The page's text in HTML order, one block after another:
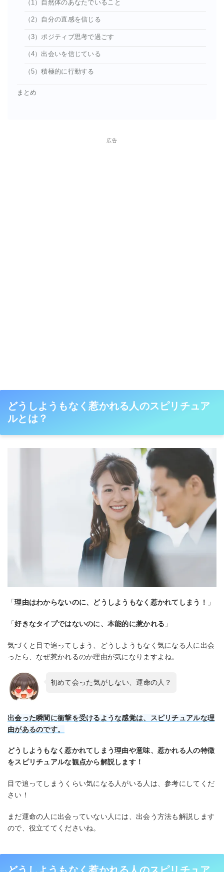
（1）自然体のあなたでいること
（2）自分の直感を信じる
（3）ポジティブ思考で過ごす
（4）出会いを信じている
（5）積極的に行動する
まとめ
広告
どうしようもなく惹かれる人のスピリチュア
ルとは？
「理由はわからないのに、どうしようもなく惹かれてしまう！ 」
「好きなタイプではないのに、本能的に惹かれる 」
気づくと目で追ってしまう、どうしようもなく気になる人に出会
ったら、なぜ惹かれるのか理由が気になりますよね。
初めて会った気がしない、運命の人？
出会った瞬間に衝撃を受けるような感覚は、スピリチュアルな理
由があるのです。
どうしようもなく惹かれてしまう理由や意味、惹かれる人の特徴
をスピリチュアルな観点から解説します！
目で追ってしまうくらい気になる人がいる人は、参考にしてくだ
さい！
まだ運命の人に出会っていない人には、出会う方法も解説します
ので、役立ててくださいね。